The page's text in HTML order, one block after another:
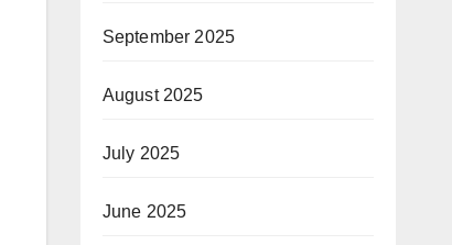
September 2025
August 2025
July 2025
June 2025